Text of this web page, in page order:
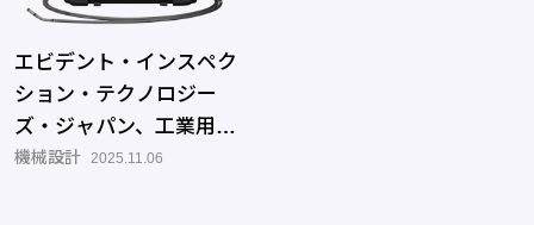
エビデント・インスペク
ション・テクノロジー
ズ・ジャパン、工業用ビ
デオスコープのフラグシ
機械設計 2025.11.06